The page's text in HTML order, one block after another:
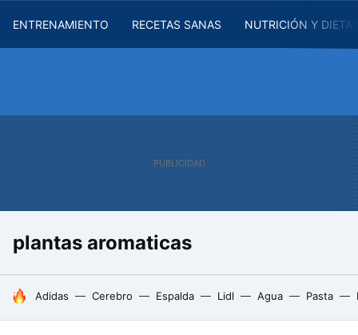
ENTRENAMIENTO RECETAS SANAS NUTRICIÓN Y
plantas aromaticas
HOY SE HABLA DE
Adidas Cerebro Espalda Lidl Agua Pasta